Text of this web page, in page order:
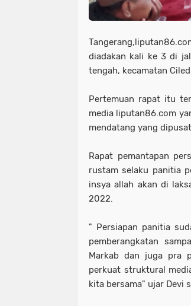
diadakan kali ke 3 di
tengah, kecamatan
Pertemuan rapat itu
media liputan86.com
mendatang yang
Rapat pemantapan
rustam selaku panitia
insya allah akan di
2022.
" Persiapan panitia
pemberangkatan
Markab dan juga pra
perkuat struktural
kita bersama" ujar Devi